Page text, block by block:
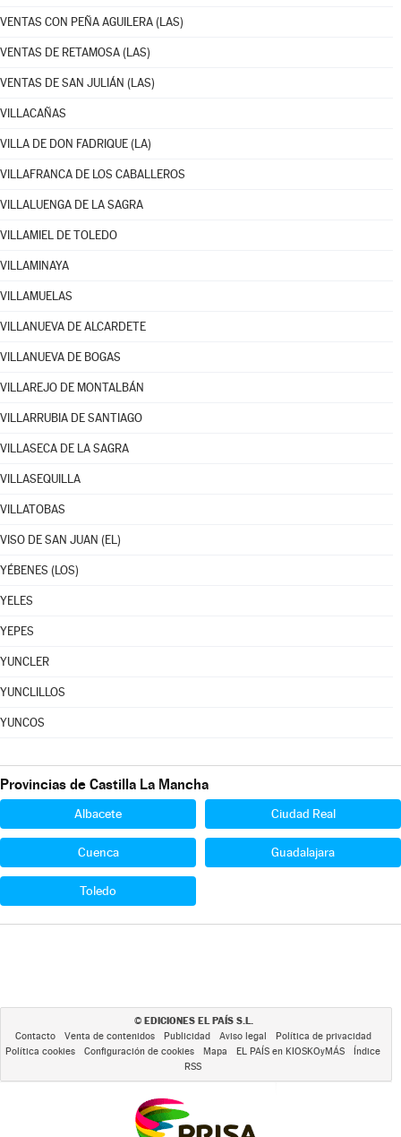
VENTAS CON PEÑA AGUILERA (LAS)
VENTAS DE RETAMOSA (LAS)
VENTAS DE SAN JULIÁN (LAS)
VILLACAÑAS
VILLA DE DON FADRIQUE (LA)
VILLAFRANCA DE LOS CABALLEROS
VILLALUENGA DE LA SAGRA
VILLAMIEL DE TOLEDO
VILLAMINAYA
VILLAMUELAS
VILLANUEVA DE ALCARDETE
VILLANUEVA DE BOGAS
VILLAREJO DE MONTALBÁN
VILLARRUBIA DE SANTIAGO
VILLASECA DE LA SAGRA
VILLASEQUILLA
VILLATOBAS
VISO DE SAN JUAN (EL)
YÉBENES (LOS)
YELES
YEPES
YUNCLER
YUNCLILLOS
YUNCOS
Provincias de Castilla La Mancha
Albacete Ciudad Real
Cuenca Guadalajara
Toledo
© EDICIONES EL PAÍS S.L.
Contacto Venta de contenidos Publicidad Aviso legal
Política de privacidad
Política cookies
Configuración de cookies Mapa EL PAÍS en KIOSKOyMÁS
Índice
RSS